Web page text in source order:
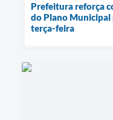
Prefeitura reforça
do Plano Municipal
terça-feira